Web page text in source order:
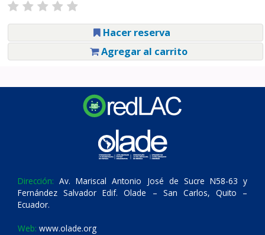
Hacer reserva
Agregar al carrito
Dirección: Av. Mariscal Antonio José de Sucre N58-63 y
Fernández Salvador Edif. Olade – San Carlos, Quito –
Ecuador.
Web: www.olade.org